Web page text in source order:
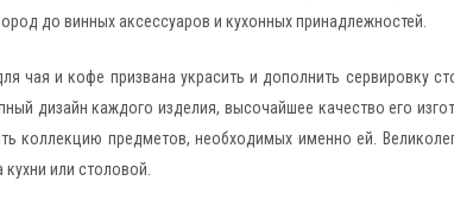
до винных аксессуаров и кухонных принадлежностей.
чая и кофе призвана украсить и дополнить сервировку
дизайн каждого изделия, высочайшее качество его
коллекцию предметов, необходимых именно ей.
или столовой.